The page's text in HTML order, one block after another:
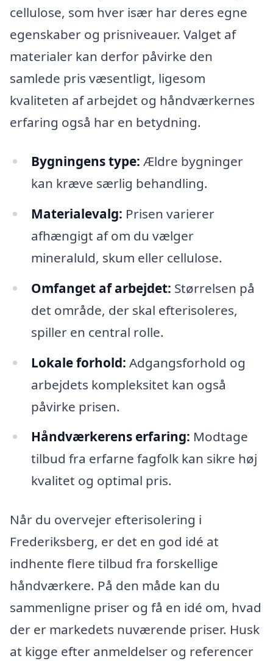
cellulose, som hver især har deres egne
egenskaber og prisniveauer. Valget af
materialer kan derfor påvirke den
samlede pris væsentligt, ligesom
kvaliteten af arbejdet og håndværkernes
erfaring også har en betydning.
Bygningens type: Ældre bygninger
kan kræve særlig behandling.
Materialevalg: Prisen varierer
afhængigt af om du vælger
mineraluld, skum eller cellulose.
Omfanget af arbejdet: Størrelsen på
det område, der skal efterisoleres,
spiller en central rolle.
Lokale forhold: Adgangsforhold og
arbejdets kompleksitet kan også
påvirke prisen.
Håndværkerens erfaring: Modtage
tilbud fra erfarne fagfolk kan sikre høj
kvalitet og optimal pris.
Når du overvejer efterisolering i
Frederiksberg, er det en god idé at
indhente flere tilbud fra forskellige
håndværkere. På den måde kan du
sammenligne priser og få en idé om, hvad
der er markedets nuværende priser. Husk
at kigge efter anmeldelser og referencer